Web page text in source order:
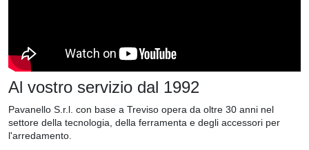
Al vostro servizio dal 1992
Pavanello S.r.l. con base a Treviso opera da oltre 30 anni nel
settore della tecnologia, della ferramenta e degli accessori per
l'arredamento.